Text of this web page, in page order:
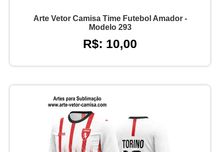
Arte Vetor Camisa Time Futebol Amador -
Modelo 293
R$: 10,00